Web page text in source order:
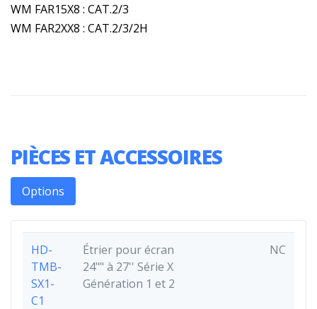
WM FAR15X8 : CAT.2/3
WM FAR2XX8 : CAT.2/3/2H
PIÈCES ET ACCESSOIRES
Options
HD-
TMB-
SX1-
C1
Étrier pour écran
24"" à 27'' Série X
Génération 1 et 2
NC